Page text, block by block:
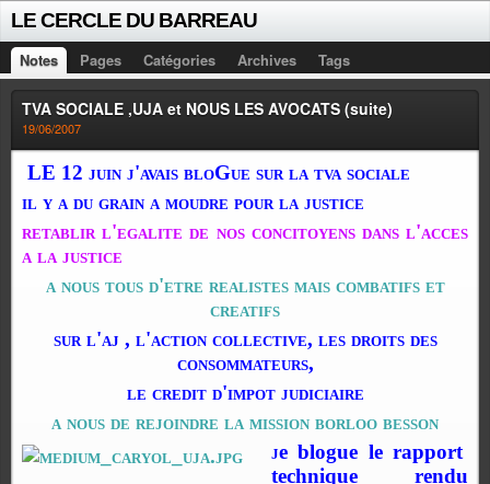
LE CERCLE DU BARREAU
Notes Pages Catégories Archives Tags
TVA SOCIALE ,UJA et NOUS LES AVOCATS (suite)
19/06/2007
LE 12 juin j'avais bloGue sur la tva sociale
il y a du grain a moudre pour la justice
retablir l'egalite de nos concitoyens dans l'acces
a la justice
a nous tous d'etre realistes mais combatifs et
creatifs
sur l'aj , l'action collective, les droits des
consommateurs,
le credit d'impot judiciaire
a nous de rejoindre la mission borloo besson
je blogue le rapport
technique rendu